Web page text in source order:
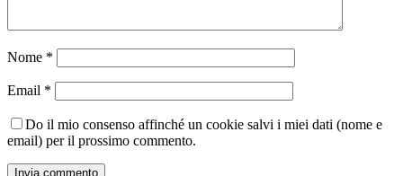
Nome *
Email *
Do il mio consenso affinché un cookie salvi i miei dati (nome e
email) per il prossimo commento.